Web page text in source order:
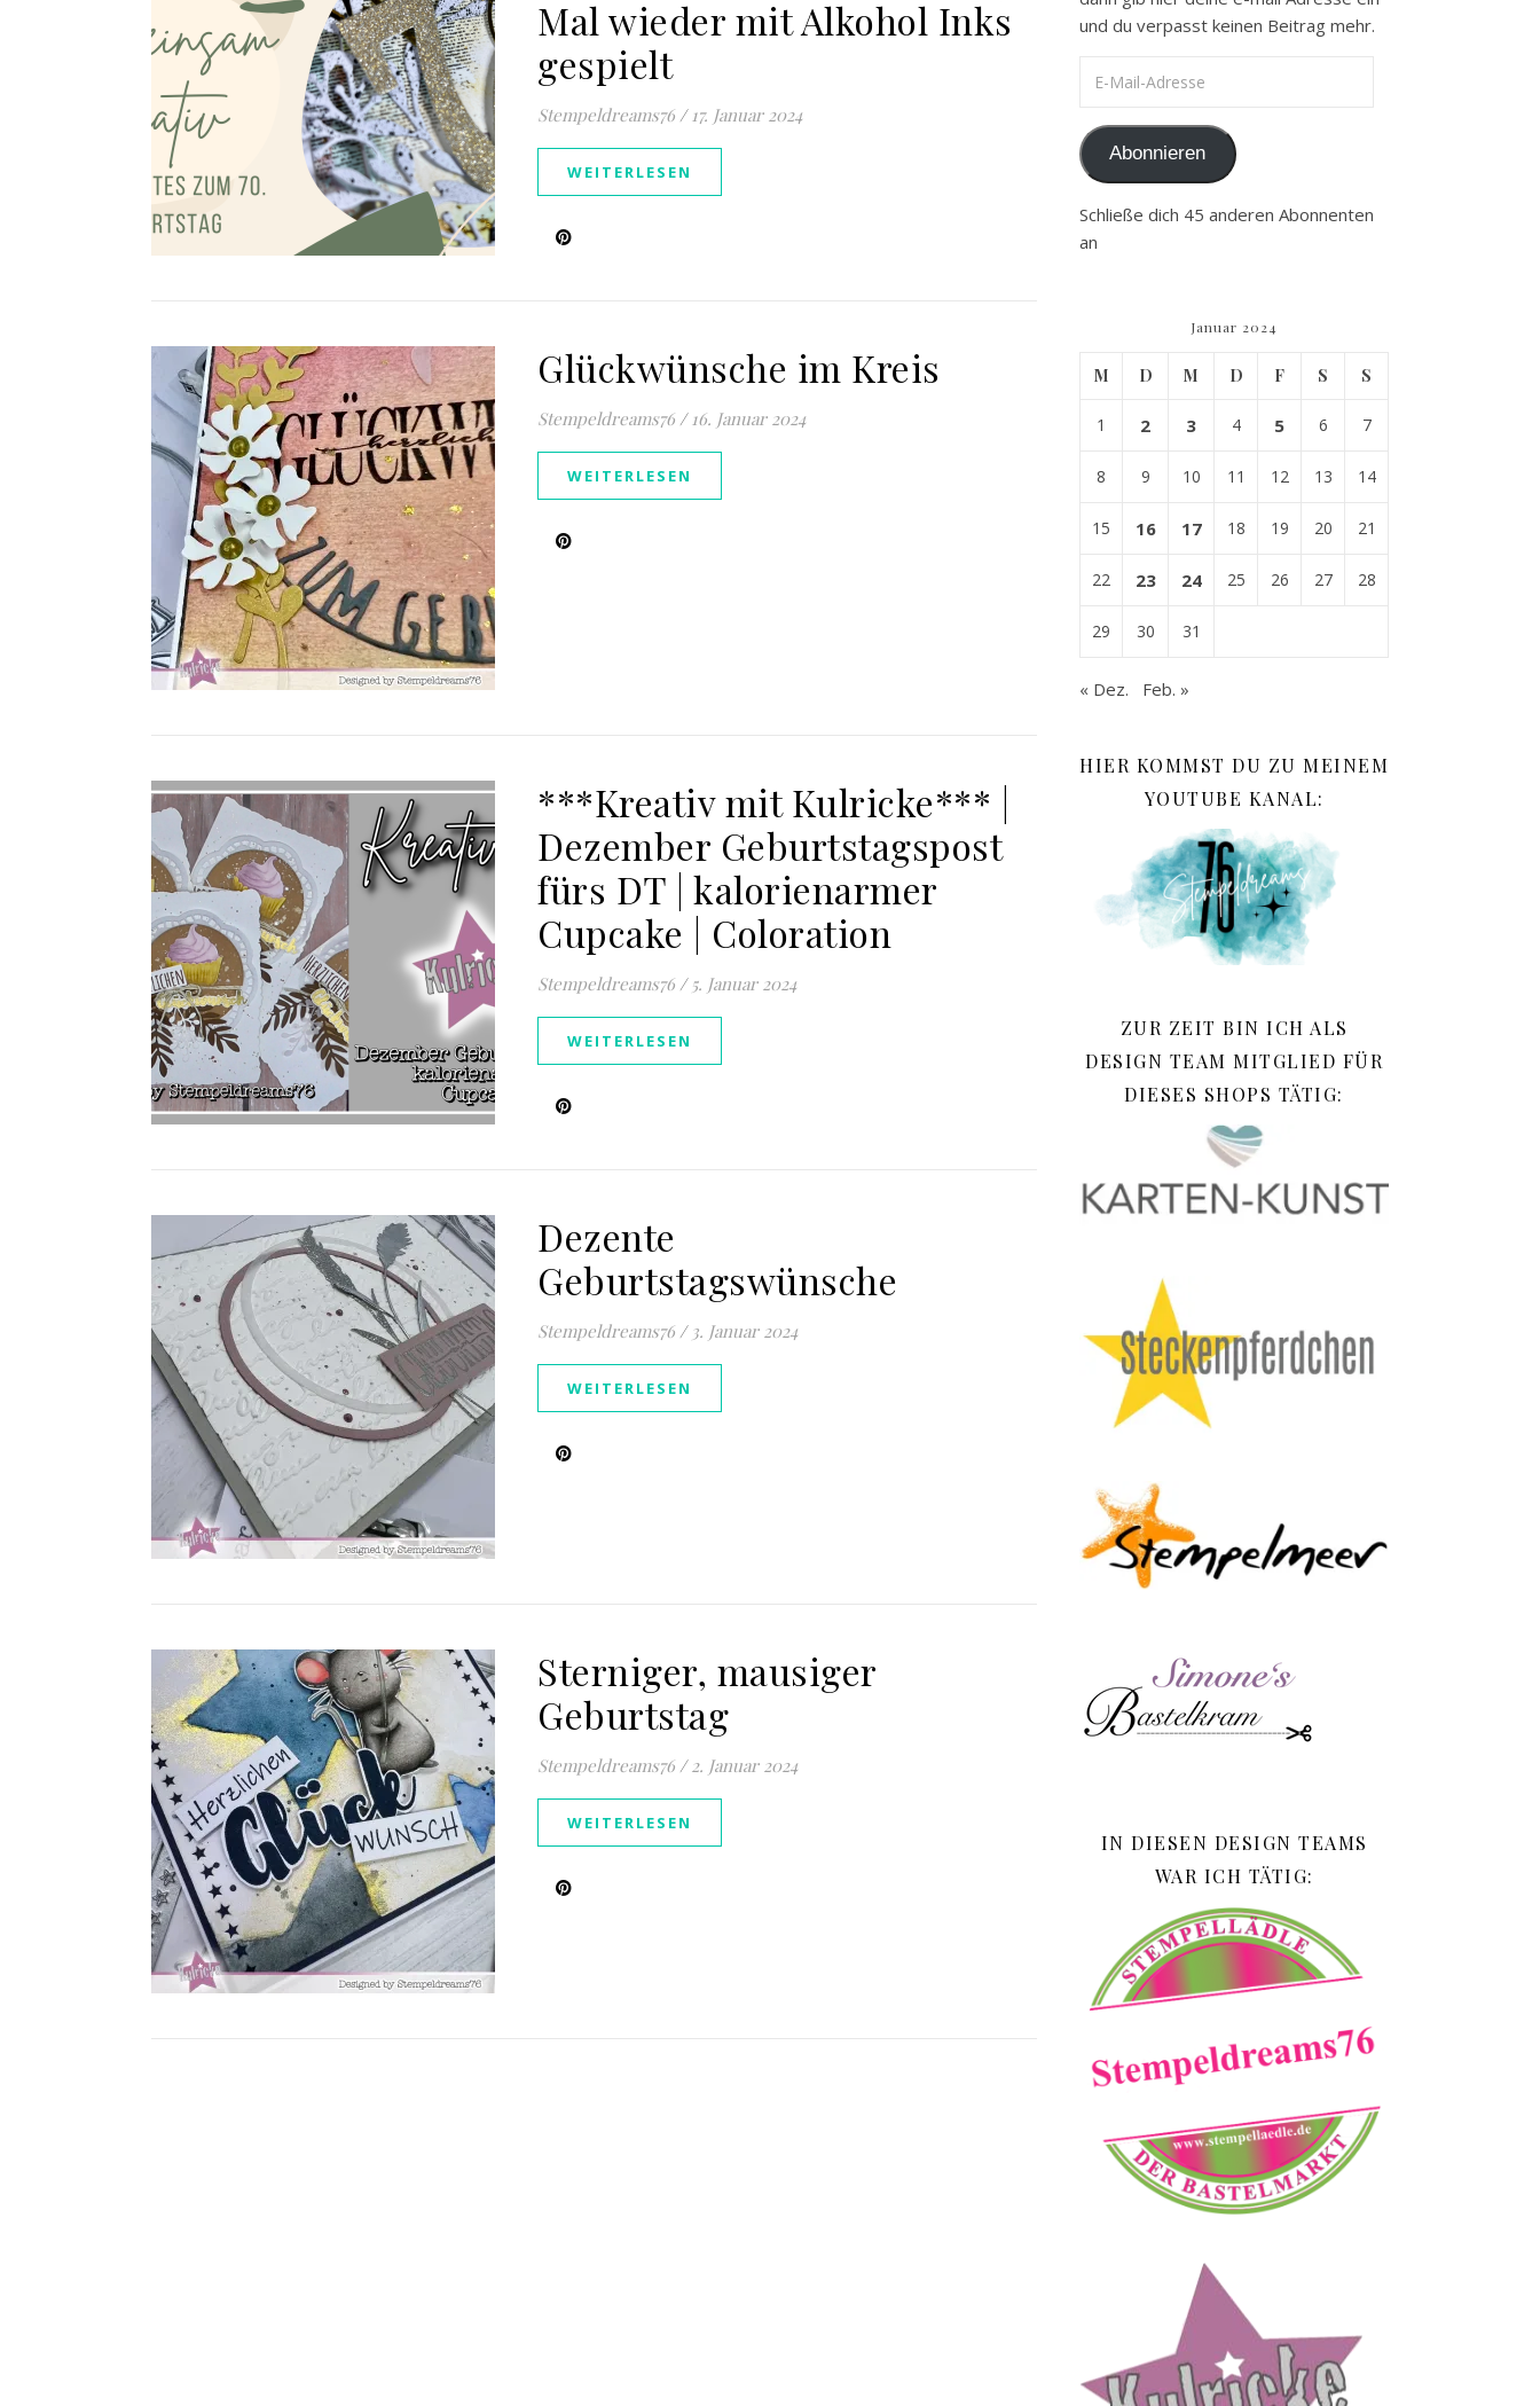
Mal wieder mit Alkohol Inks
gespielt
Stempeldreams76 / 17. Januar 2024
WEITERLESEN
Glückwünsche im Kreis
Stempeldreams76 / 16. Januar 2024
WEITERLESEN
***Kreativ mit Kulricke*** |
Dezember Geburtstagspost
fürs DT | kalorienarmer
Cupcake | Coloration
Stempeldreams76 / 5. Januar 2024
WEITERLESEN
Dezente
Geburtstagswünsche
Stempeldreams76 / 3. Januar 2024
WEITERLESEN
Sterniger, mausiger
Geburtstag
Stempeldreams76 / 2. Januar 2024
WEITERLESEN
und du verpasst keinen Beitrag mehr.
Abonnieren
Schließe dich 45 anderen Abonnenten
an
Januar 2024
M D M D F S S
1 2 3 4 5 6 7
8 9 10 11 12 13 14
15 16 17 18 19 20 21
22 23 24 25 26 27 28
29 30 31
« Dez. Feb. »
HIER KOMMST DU ZU MEINEM
YOUTUBE KANAL:
ZUR ZEIT BIN ICH ALS
DESIGN TEAM MITGLIED FÜR
DIESES SHOPS TÄTIG:
IN DIESEN DESIGN TEAMS
WAR ICH TÄTIG: